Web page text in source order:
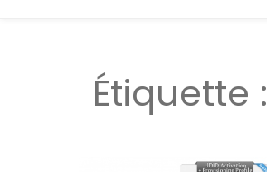
Étiquette :